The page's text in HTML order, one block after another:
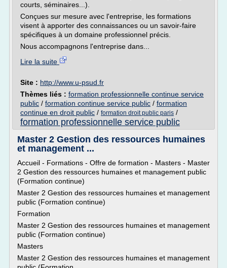
courts, séminaires...).
Conçues sur mesure avec l'entreprise, les formations
visent à apporter des connaissances ou un savoir-faire
spécifiques à un domaine professionnel précis.
Nous accompagnons l'entreprise dans...
Lire la suite
Site : http://www.u-psud.fr
Thèmes liés : formation professionnelle continue service
public / formation continue service public / formation
continue en droit public / formation droit public paris /
formation professionnelle service public
Master 2 Gestion des ressources humaines
et management ...
Accueil - Formations - Offre de formation - Masters - Master
2 Gestion des ressources humaines et management public
(Formation continue)
Master 2 Gestion des ressources humaines et management
public (Formation continue)
Formation
Master 2 Gestion des ressources humaines et management
public (Formation continue)
Masters
Master 2 Gestion des ressources humaines et management